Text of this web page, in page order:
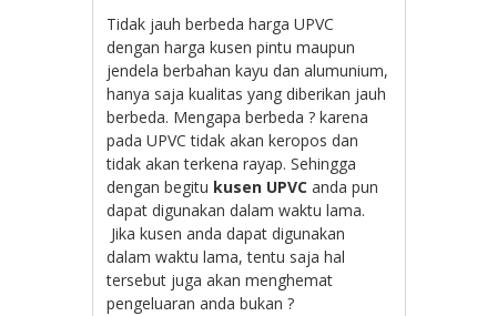
Tidak jauh berbeda harga UPVC
dengan harga kusen pintu maupun
jendela berbahan kayu dan alumunium,
hanya saja kualitas yang diberikan jauh
berbeda. Mengapa berbeda ? karena
pada UPVC tidak akan keropos dan
tidak akan terkena rayap. Sehingga
dengan begitu kusen UPVC anda pun
dapat digunakan dalam waktu lama.
Jika kusen anda dapat digunakan
dalam waktu lama, tentu saja hal
tersebut juga akan menghemat
pengeluaran anda bukan ?